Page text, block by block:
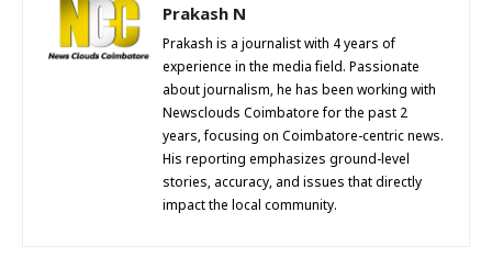
Prakash N
Prakash is a journalist with 4 years of
experience in the media field. Passionate
about journalism, he has been working with
Newsclouds Coimbatore for the past 2
years, focusing on Coimbatore-centric news.
His reporting emphasizes ground-level
stories, accuracy, and issues that directly
impact the local community.